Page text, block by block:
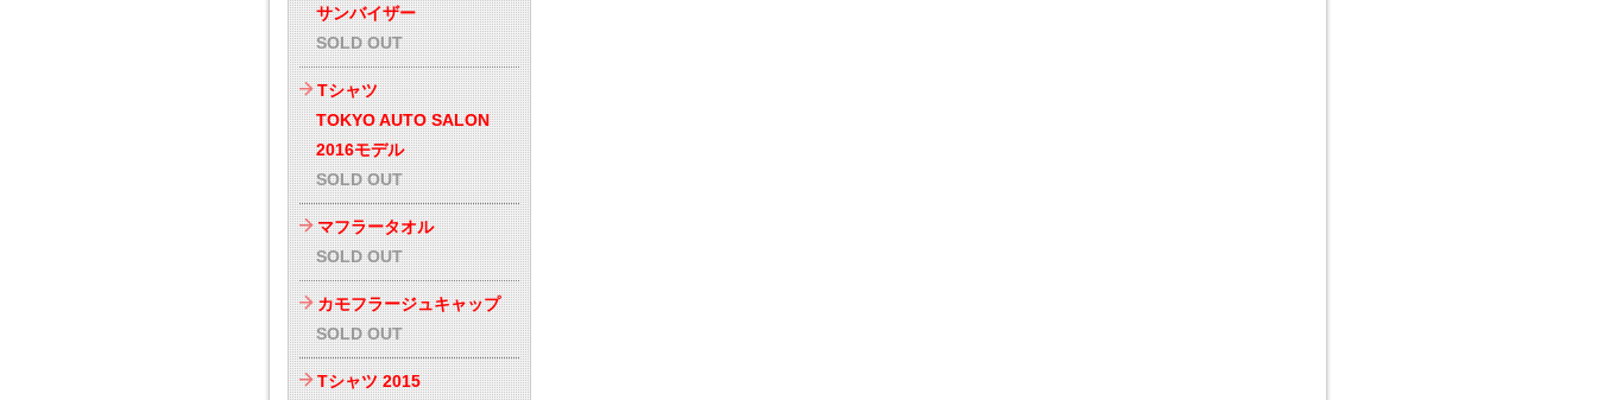
サンバイザー
SOLD OUT
Tシャツ
TOKYO AUTO SALON
2016モデル
SOLD OUT
マフラータオル
SOLD OUT
カモフラージュキャップ
SOLD OUT
Tシャツ 2015